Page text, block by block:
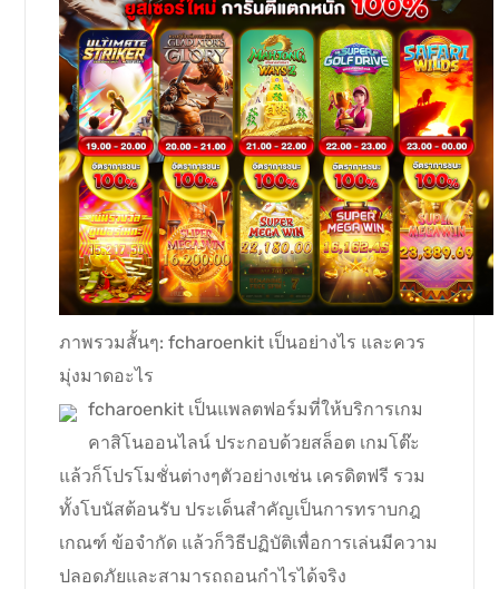
ภาพรวมสั้นๆ: fcharoenkit เป็นอย่างไร และควร
มุ่งมาดอะไร
fcharoenkit เป็นแพลตฟอร์มที่ให้บริการเกม
คาสิโนออนไลน์ ประกอบด้วยสล็อต เกมโต๊ะ
แล้วก็โปรโมชั่นต่างๆตัวอย่างเช่น เครดิตฟรี รวม
ทั้งโบนัสต้อนรับ ประเด็นสำคัญเป็นการทราบกฎ
เกณฑ์ ข้อจำกัด แล้วก็วิธีปฏิบัติเพื่อการเล่นมีความ
ปลอดภัยและสามารถถอนกำไรได้จริง